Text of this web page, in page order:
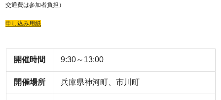
交通費は参加者負担）
申し込み用紙
開催時間 9:30～13:00
開催場所 兵庫県神河町、市川町